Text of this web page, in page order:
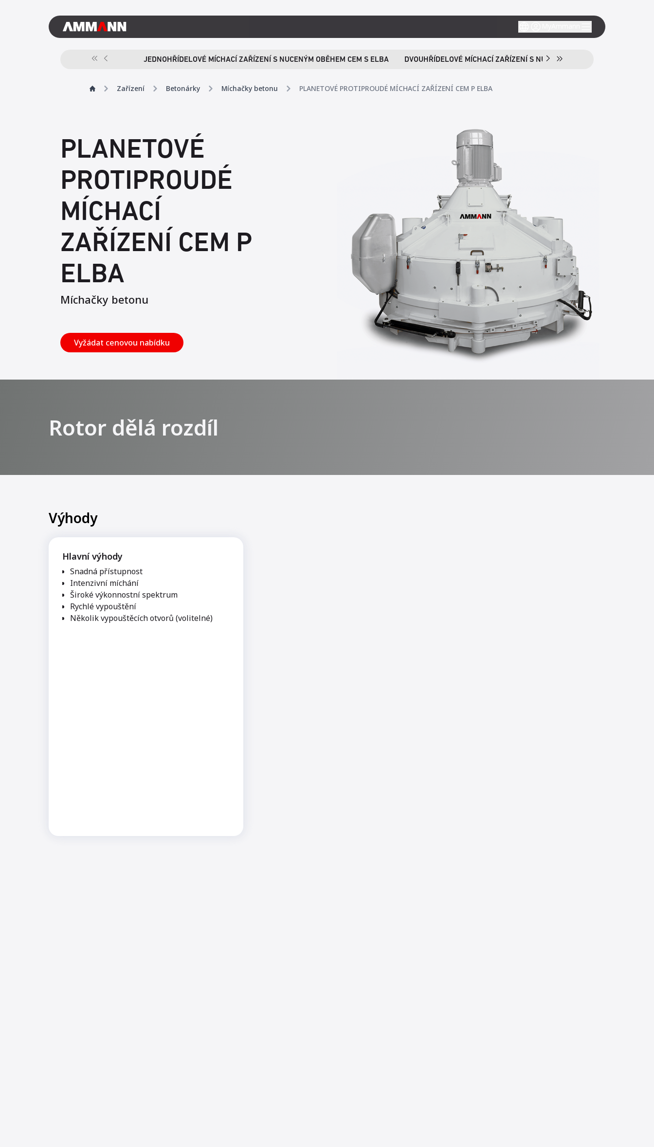
JEDNOHŘÍDELOVÉ MÍCHACÍ ZAŘÍZENÍ S NUCENÝM OBĚHEM CEM S ELBA DVOUHŘÍDELOVÉ MÍCHACÍ ZAŘÍZENÍ S NUCENÝM OBĚHEM CEM T ELBA
Zařízení Betonárky Míchačky betonu PLANETOVÉ PROTIPROUDÉ MÍCHACÍ ZAŘÍZENÍ CEM P ELBA
PLANETOVÉ
PROTIPROUDÉ
MÍCHACÍ
ZAŘÍZENÍ CEM P
ELBA
Míchačky betonu
Vyžádat cenovou nabídku
Rotor dělá rozdíl
Výhody
Hlavní výhody
Snadná přístupnost
Intenzivní míchání
Široké výkonnostní spektrum
Rychlé vypouštění
Několik vypouštěcích otvorů (volitelné)